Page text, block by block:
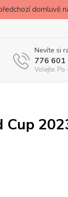
domluvě
Nevíte si
776 601
Volejte: Po
Cup